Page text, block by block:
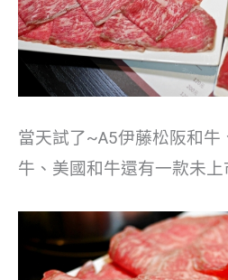
當天試了~A5伊藤松阪和牛
牛、美國和牛還有一款未